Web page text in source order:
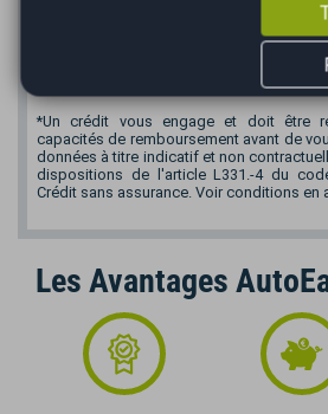
€/mois
Recevoir la
*Un crédit vous engage et doit être
capacités de remboursement avant de
données à titre indicatif et non
dispositions de l'article L331.-4 du
Crédit sans assurance. Voir conditions en
Les Avantages